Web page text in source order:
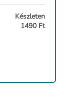
Készleten
1490 Ft